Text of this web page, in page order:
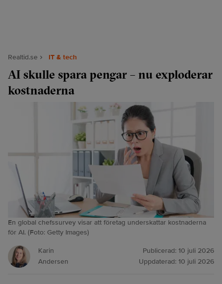
Realtid.se IT & tech
AI skulle spara pengar – nu exploderar
kostnaderna
En global chefssurvey visar att företag underskattar kostnaderna
för AI. (Foto: Getty Images)
Karin
Andersen
Publicerad: 10 juli 2026
Uppdaterad: 10 juli 2026